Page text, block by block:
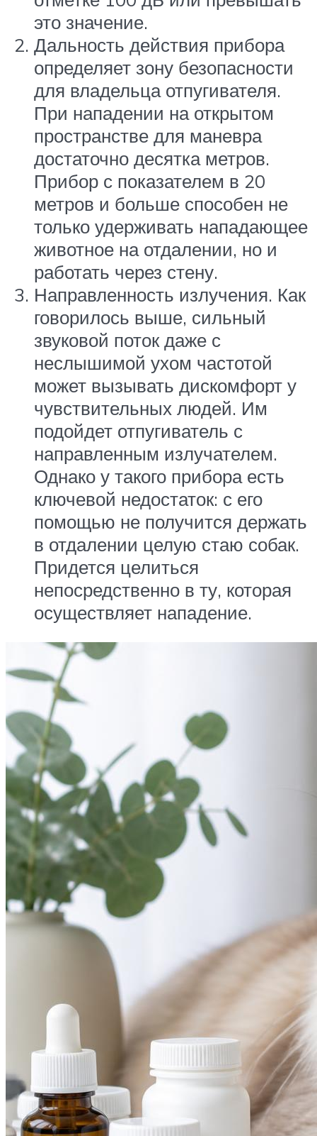
это значение.
Дальность действия прибора
определяет зону безопасности
для владельца отпугивателя.
При нападении на открытом
пространстве для маневра
достаточно десятка метров.
Прибор с показателем в 20
метров и больше способен не
только удерживать нападающее
животное на отдалении, но и
работать через стену.
Направленность излучения. Как
говорилось выше, сильный
звуковой поток даже с
неслышимой ухом частотой
может вызывать дискомфорт у
чувствительных людей. Им
подойдет отпугиватель с
направленным излучателем.
Однако у такого прибора есть
ключевой недостаток: с его
помощью не получится держать
в отдалении целую стаю собак.
Придется целиться
непосредственно в ту, которая
осуществляет нападение.